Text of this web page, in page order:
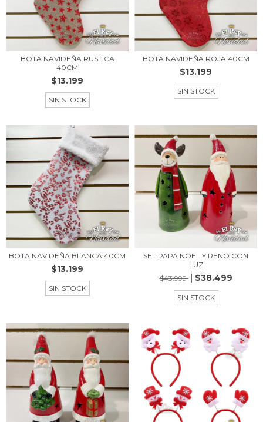
BOTA NAVIDEÑA RUSTICA
40CM
$13.199
SIN STOCK
BOTA NAVIDEÑA ROJA 40CM
$13.199
SIN STOCK
BOTA NAVIDEÑA BLANCA 40CM
$13.199
SIN STOCK
SET PAPA NOEL Y RENO CON
LUZ
$43.999
$38.499
SIN STOCK